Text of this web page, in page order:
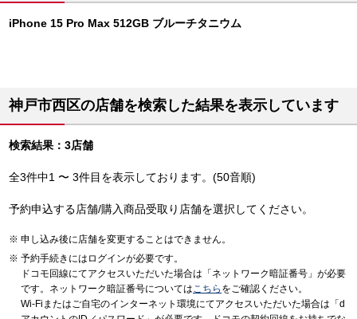
iPhone 15 Pro Max 512GB ブルーチタニウム
神戸市西区の店舗を検索した結果を表示しています
検索結果：3店舗
全3件中1 〜 3件目を表示しております。(50音順)
予約申込する店舗/購入商品受取り店舗を選択してください。
申し込み後に店舗を変更することはできません。
予約手続きにはログインが必要です。
ドコモ回線にてアクセスいただいた場合は「ネットワーク暗証番号」が必要
です。ネットワーク暗証番号についてはこちら をご確認ください。
Wi-Fiまたはご自宅のインターネット環境にてアクセスいただいた場合は「d